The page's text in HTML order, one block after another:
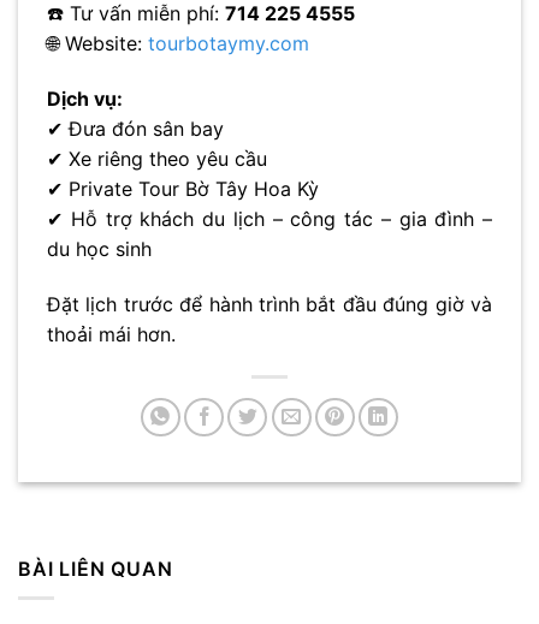
☎️ Tư vấn miễn phí: 714 225 4555
🌐 Website: tourbotaymy.com
Dịch vụ:
✔ Đưa đón sân bay
✔ Xe riêng theo yêu cầu
✔ Private Tour Bờ Tây Hoa Kỳ
✔ Hỗ trợ khách du lịch – công tác – gia đình –
du học sinh
Đặt lịch trước để hành trình bắt đầu đúng giờ và
thoải mái hơn.
BÀI LIÊN QUAN